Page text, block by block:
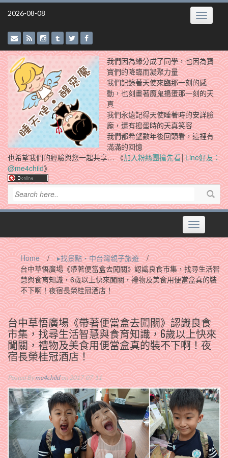
Skip
2026-08-08 Toggle
我們因為緣分成了同學，也因為寶
寶們的降臨而凝聚力量
我們記錄著天使來臨那一刻的感
動，也刻畫著魔鬼搗蛋那一刻的天
真
我們永遠記得天使睡著時的安詳臉
龐，還有搗蛋時的天真笑容
我們都希望數年後回頭看，這裡有
滿滿的回憶
也希望我們的經驗與您一起共享… 《加入粉絲團搶先看│Line好友：
@me4child》
Toggle
navigation
Home / ▸找景點‧中台灣親子旅遊
/
台中草悟廣場《帶著便當盒去闖關》認識良食市集，找尋生活智
慧與食育知識，6歲以上快來闖關，禮物及美食用便當盒真的裝
不下啊！夜宿長榮桂冠酒店！
台中草悟廣場《帶著便當盒去闖關》認識良食
市集，找尋生活智慧與食育知識，6歲以上快來
闖關，禮物及美食用便當盒真的裝不下啊！夜
宿長榮桂冠酒店！
Posted Byme4childon 2017-07-11